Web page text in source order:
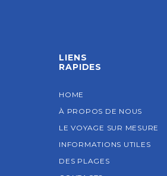
LIENS
RAPIDES
HOME
À PROPOS DE NOUS
LE VOYAGE SUR MESURE
INFORMATIONS UTILES
DES PLAGES